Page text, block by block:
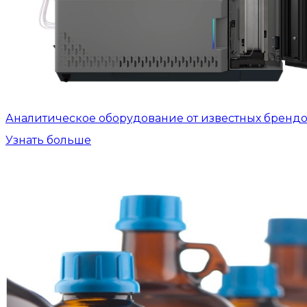
Аналитическое оборудование от известных
Узнать больше